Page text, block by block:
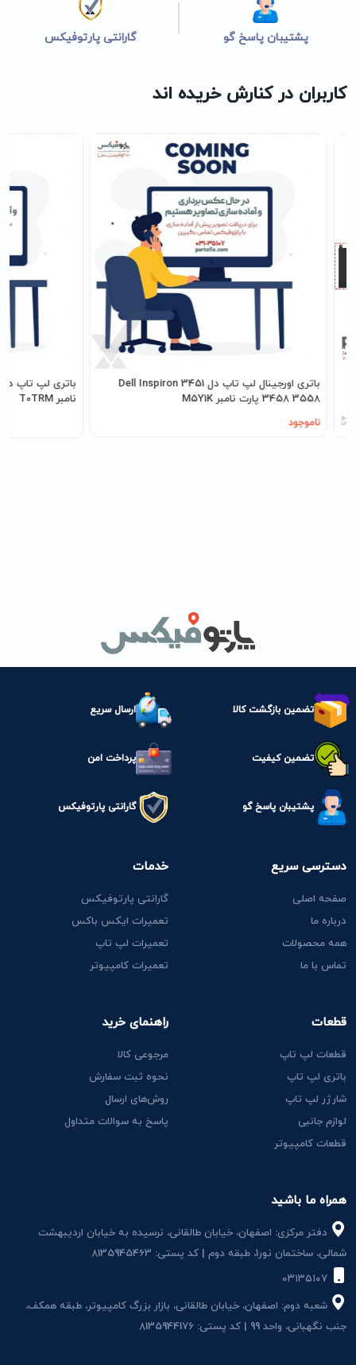
پشتیبان پاسخ گو گارانتی پارتوفیکس
کاربران در کنارش خریده اند
باتری اورجینال لپ تاپ دل Dell Inspiron 3451
3458 3558 پارت نامبر M5Y1K
ناموجود
نامبر T0TRM
تضمین بازگشت کالا ارسال سریع
تضمین کیفیت پرداخت امن
پشتیبان پاسخ گو گارانتی پارتوفیکس
همراه ما باشید
دفتر مرکزی: اصفهان، خیابان طالقانی، نرسیده به خیابان اردیبهشت
شمالی، ساختمان نور1، طبقه دوم | کد پستی: 8135945463
شعبه دوم: اصفهان، خیابان طالقانی، بازار بزرگ کامپیوتر، طبقه همکف،
جنب نگهبانی، واحد 99 | کد پستی: 8135944176
دسترسی سریع
صفحه اصلی
درباره ما
همه محصولات
تماس با ما
قطعات
قطعات لپ تاپ
باتری لپ تاپ
شارژر لپ تاپ
لوازم جانبی
قطعات کامپیوتر
خدمات
گارانتی پارتوفیکس
تعمیرات ایکس باکس
تعمیرات لپ تاپ
تعمیرات کامپیوتر
راهنمای خرید
مرجوعی کالا
نحوه ثبت سفارش
روش‌های ارسال
پاسخ به سوالات متداول